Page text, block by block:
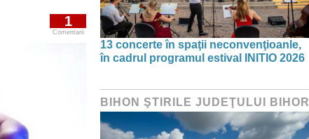
1
Comentarii
13 concerte în spaţii neconvenţioanle,
în cadrul programul estival INITIO 2026
BIHON ŞTIRILE JUDEŢULUI BIHOR